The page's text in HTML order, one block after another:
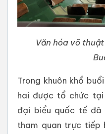
Văn hóa võ
Trong khuôn khổ
hai được tổ chức
đại biểu quốc tế
tham quan trực tiếp